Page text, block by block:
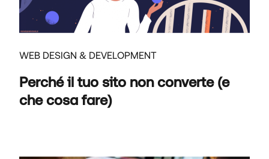
WEB DESIGN & DEVELOPMENT
Perché il tuo sito non converte (e
che cosa fare)